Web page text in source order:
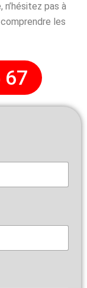
pas à
les
67